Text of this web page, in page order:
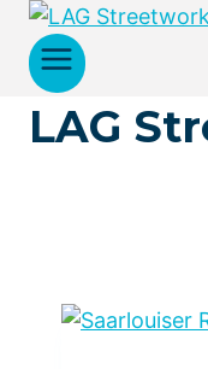
Zum
Inhalt
springen
LAG